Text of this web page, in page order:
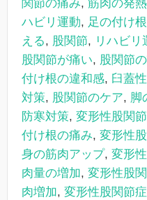
関節の痛み, 筋肉の発
ハビリ運動, 足の付け
える, 股関節, リハビ
股関節が痛い, 股関節
付け根の違和感, 臼蓋
対策, 股関節のケア, 脚
防寒対策, 変形性股関
付け根の痛み, 変形性
身の筋肉アップ, 変形
肉量の増加, 変形性股
肉増加, 変形性股関節